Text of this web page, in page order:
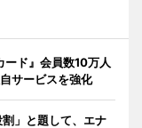
ード』会員数10万人
サービスを強化
割」と題して、エナ